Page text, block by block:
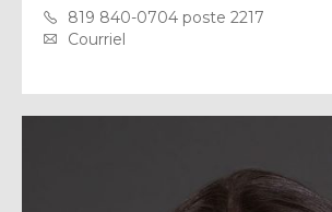
819 840-0704 poste 2217
Courriel